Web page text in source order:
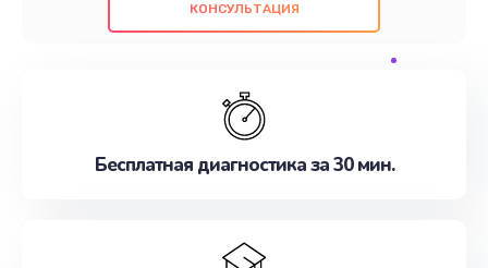
проведенных работ. Наша цель - предоставить
обслуживание, удовлетворяя их потребности
наилучшим образом. Не медлите записаться на
КОНСУЛЬТАЦИЯ
Бесплатная диагностика за 30 мин.